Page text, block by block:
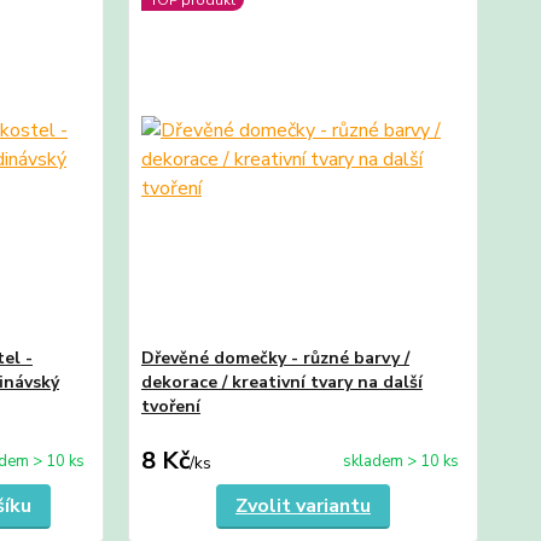
-
> 10 ks
Dřevěné domečky - různé barvy /
dekorace / kreativní tvary na další
tvoření
8 Kč/ks skladem > 10 ks
Zvolit variantu